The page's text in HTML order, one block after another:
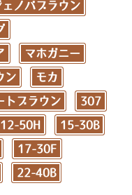
ェノバブラウン
マホガニー
ン モカ
トブラウン 307
12-50H 15-30B
17-30F
22-40B